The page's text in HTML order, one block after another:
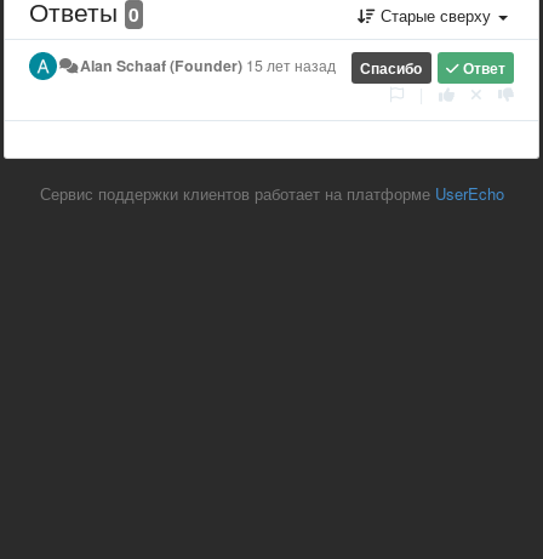
Ответы 0 Старые сверху
Ответ
Спасибо
Alan Schaaf (Founder) 15 лет назад
Сервис поддержки клиентов работает на платформе UserEcho